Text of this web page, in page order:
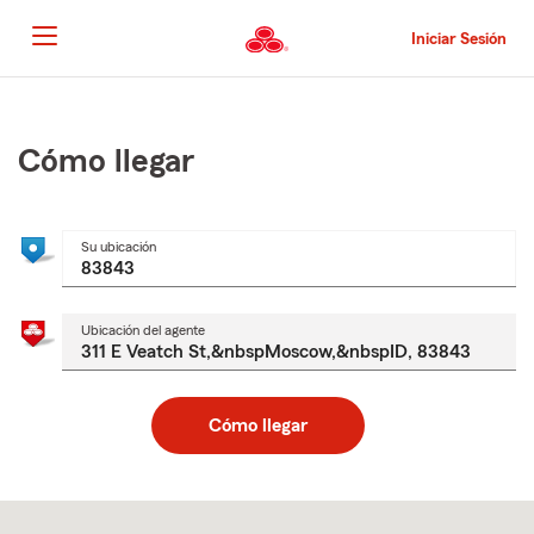
al
contenido
principal
Iniciar Sesión
principal
Cómo llegar
Su ubicación
Ubicación del agente
Cómo llegar
to